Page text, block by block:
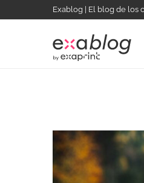
Exablog | El blog de los